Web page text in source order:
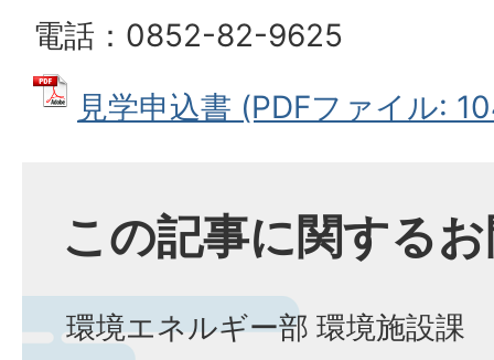
電話：0852-82-9625
見学申込書 (PDFファイル:
この記事に関する
環境エネルギー部 環境施設課